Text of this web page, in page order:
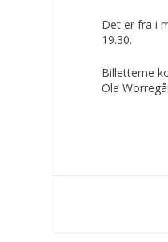
Det er fra i
19.30.
Billetterne
Ole